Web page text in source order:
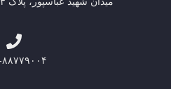
۰۲۱-